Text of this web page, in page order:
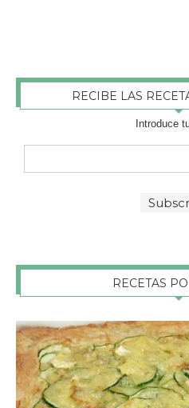
RECIBE LAS
Introduce
RECETAS